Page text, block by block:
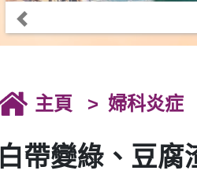
主頁 婦科炎症
白帶變綠、豆